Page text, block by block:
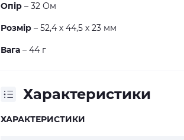
Опір – 32 Ом
Розмір – 52,4 х 44,5 х 23 мм
Вага – 44 г
Характеристики
ХАРАКТЕРИСТИКИ